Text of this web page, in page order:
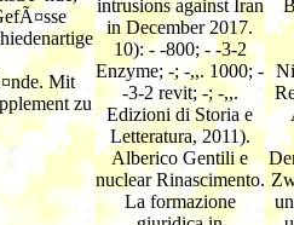
intrusions against Iran
in December 2017.
10): - -800; - -3-2
Enzyme; -; -,,. 1000; -
-3-2 revit; -; -,,.
Edizioni di Storia e
Letteratura, 2011).
Alberico Gentili e
nuclear Rinascimento.
La formazione